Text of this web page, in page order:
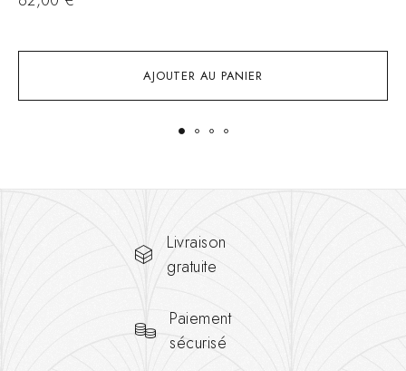
AJOUTER AU PANIER
Livraison
gratuite
Paiement
sécurisé